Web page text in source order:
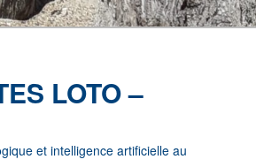
LOTO –
et intelligence artificielle au